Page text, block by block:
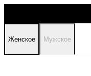
Женское Мужское